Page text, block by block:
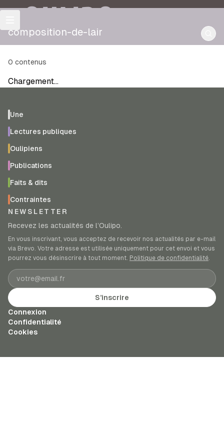
OULIPO
composition-de-lair
0 contenus
Chargement…
Une
Lectures publiques
Oulipiens
Publications
Faits & dits
Contraintes
NEWSLETTER
Recevez les actualités de l’Oulipo.
En vous inscrivant, vous acceptez de recevoir nos actualités par e-mail
via Brevo. Votre adresse est utilisée uniquement pour cet envoi et vous
pourrez vous désinscrire à tout moment. Politique de confidentialité.
Adresse e-mail
S’inscrire
Connexion
Confidentialité
Cookies